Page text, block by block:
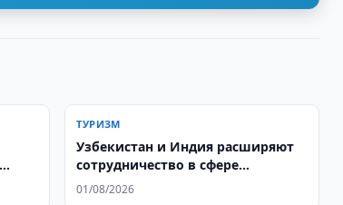
ТУРИЗМ
Узбекистан и Индия расширяют
сотрудничество в сфере
гастрономического туризма
01/08/2026